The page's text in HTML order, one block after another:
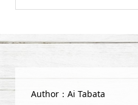
Author：Ai Tabata